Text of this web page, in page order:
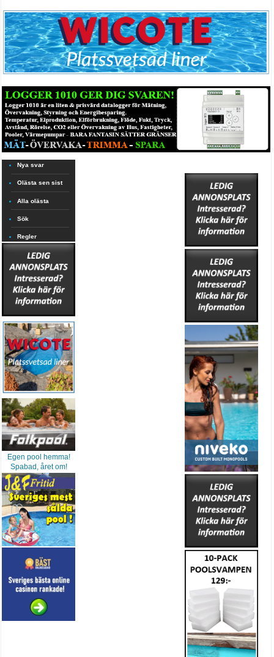
Nya svar
Olästa sen sist
Alla olästa
Sök
Regler
Egen pool hemma!
Spabad, året om!